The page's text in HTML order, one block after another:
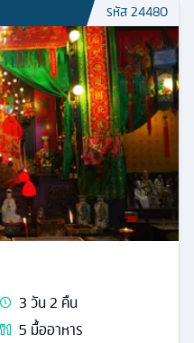
รหัส24480
3วัน2 คืน
5 มื้ออาหาร